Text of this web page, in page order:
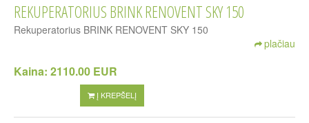
REKUPERATORIUS BRINK RENOVENT SKY 150
Rekuperatorius BRINK RENOVENT SKY 150
plačiau
Kaina: 2110.00 EUR
Į KREPŠELĮ